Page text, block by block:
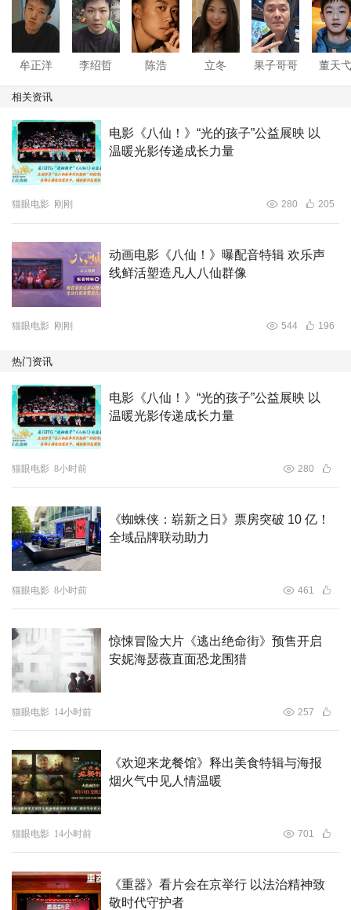
全套制式海报均取自电影《八仙！》原生定帧画面，完整还
原影片画面质感，淋漓尽致地展现影片宏大广阔的世界观。
影片同步适配多种制式进行专属视听调校，从超清光影、极
打造殿堂级视听盛宴，唯有走进影院才能体验这份震撼观
感。海报采用极具视觉张力的远景构图，让壮丽无垠的仙域
景致都能在不同银幕规格下完全释放卓越表现力，画面表现
令人心醉神迷，全方位铺展影片的世界观版图。更让观众十
躯对抗各路仙神，在蓬莱仙境之中又会上演怎样波澜壮阔的
精彩故事？
牟正洋 李绍哲 陈浩 立冬 果子哥哥 董天
相关资讯
电影《八仙！》“光的孩子”公益展映 以
温暖光影传递成长力量
猫眼电影 刚刚 280 205
动画电影《八仙！》曝配音特辑 欢乐声
线鲜活塑造凡人八仙群像
猫眼电影 刚刚 544 196
热门资讯
电影《八仙！》“光的孩子”公益展映 以
温暖光影传递成长力量
猫眼电影 8小时前 280
《蜘蛛侠：崭新之日》票房突破 10 亿！
全域品牌联动助力
猫眼电影 8小时前 461
惊悚冒险大片《逃出绝命街》预售开启
安妮海瑟薇直面恐龙围猎
猫眼电影 14小时前 257
《欢迎来龙餐馆》释出美食特辑与海报
烟火气中见人情温暖
猫眼电影 14小时前 701
《重器》看片会在京举行 以法治精神致
敬时代守护者